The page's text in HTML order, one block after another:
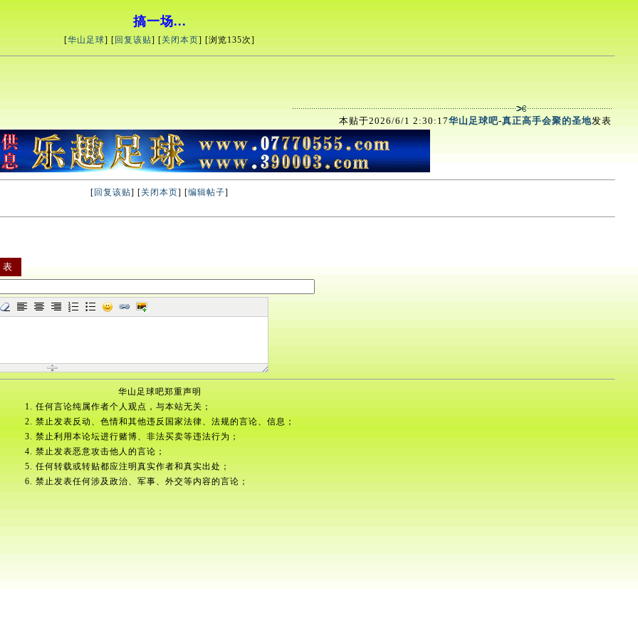
搞一场...
[华山足球] [ 回复该贴] [关闭本页] [浏览135次]
本贴于2026/6/1 2:30:17华山足球吧-真正高手会聚的圣地发表
[ 回复该贴] [关闭本页] [编辑帖子]
华山足球吧郑重声明
1. 任何言论纯属作者个人观点，与本站无关；
2. 禁止发表反动、色情和其他违反国家法律、法规的言论、信息；
3. 禁止利用本论坛进行赌博、非法买卖等违法行为；
4. 禁止发表恶意攻击他人的言论；
5. 任何转载或转贴都应注明真实作者和真实出处；
6. 禁止发表任何涉及政治、军事、外交等内容的言论；